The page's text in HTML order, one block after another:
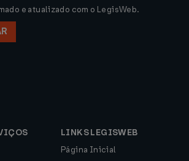
e atualizado com o LegisWeb.
LINKS LEGISWEB
Página Inicial